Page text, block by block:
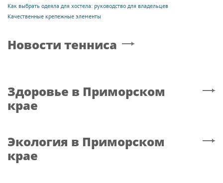
Как выбрать одеяла для хостела: руководство для владельцев
Качественные крепежные элементы
Новости тенниса
Здоровье в Приморском
крае
Экология в Приморском
крае